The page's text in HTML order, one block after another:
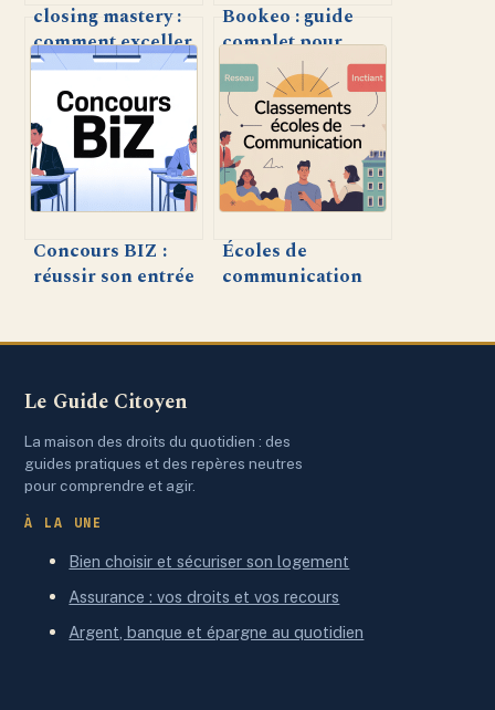
closing mastery :
comment exceller
dans l’art de
conclure une
vente aujourd’hui
Bookeo : guide
complet pour
optimiser la
gestion de vos
réservations en
ligne
Concours BIZ :
réussir son entrée
bac
Écoles de
communication
et utiliser les
Le Guide Citoyen
La maison des droits du quotidien : des
guides pratiques et des repères neutres
pour comprendre et agir.
À LA UNE
Bien choisir et sécuriser son logement
Assurance : vos droits et vos recours
Argent, banque et épargne au quotidien